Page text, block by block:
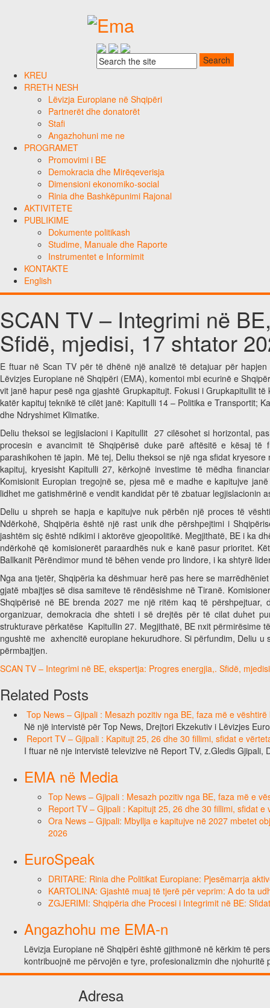
KREU
RRETH NESH
Lëvizja Europiane në Shqipëri
Partnerët dhe donatorët
Stafi
Angazhohuni me ne
PROGRAMET
Promovimi i BE
Demokracia dhe Mirëqeverisja
Dimensioni ekonomiko-social
Rinia dhe Bashkëpunimi Rajonal
AKTIVITETE
PUBLIKIME
Dokumente politikash
Studime, Manuale dhe Raporte
Instrumentet e Informimit
KONTAKTE
English
SCAN TV – Integrimi në
Sfidë, mjedisi, 17 shtator
E ftuar në Scan TV për të dhënë një analizë të detajuar për
Lëvizjes Europiane në Shqipëri (EMA), komentoi mbi ecurinë e
vit janë hapur pesë nga gjashtë Grupkapitujt. Fokusi i Grupkapitullit
katër kapituj teknikë të cilët janë: Kapitulli 14 – Politika e Transportit;
dhe Ndryshimet Klimatike.
Deliu theksoi se legjislacioni i Kapitullit 27 cilësohet si horizontal,
procesin e avancimit të Shqipërisë duke parë aftësitë e kësaj
parashikohen të japin. Më tej, Deliu theksoi se një nga sfidat
kapituj, kryesisht Kapitulli 27, kërkojnë investime të mëdha
Komisionit Europian tregojnë se, pjesa më e madhe e kapitujve
lidhet me gatishmërinë e vendit kandidat për të zbatuar legjislacionin
Deliu u shpreh se hapja e kapitujve nuk përbën një proces të
Ndërkohë, Shqipëria është një rast unik dhe përshpejtimi i
jashtëm siç është ndikimi i aktorëve gjeopolitikë. Megjithatë, BE i ka
ndërkohë që komisionerët paraardhës nuk e kanë pasur prioritet.
Ballkanit Përëndimor mund të bëhen vende pro lindore, i ka shtyrë
Nga ana tjetër, Shqipëria ka dëshmuar herë pas here se
gjatë mbajtjes së disa samiteve të rëndësishme në Tiranë.
Shqipërisë në BE brenda 2027 me një ritëm kaq të
organizuar, demokracia dhe shteti i së drejtës për të cilat duhet
strukturave përkatëse Kapitullin 27. Megjithatë, BE nxit përmirësime
ngushtë me axhencitë europiane hekurudhore. Si përfundim, Deliu
përmbajtjen.
SCAN TV – Integrimi në BE, ekspertja: Progres energjia,. Sfidë,
Related Posts
Top News – Gjipali : Mesazh pozitiv nga BE, faza më e
Në një intervistë për Top News, Drejtori Ekzekutiv i Lëvizjes
Report TV – Gjipali : Kapitujt 25, 26 dhe 30 fillimi, sfidat e
I ftuar në nje intervistë televizive në Report TV, z.Gledis Gjipali,
EMA në Media
Top News – Gjipali : Mesazh pozitiv nga BE, faza më e
Report TV – Gjipali : Kapitujt 25, 26 dhe 30 fillimi, sfidat
Ora News – Gjipali: Mbyllja e kapitujve në 2027 mbetet
2026
EuroSpeak
DRITARE: Rinia dhe Politikat Europiane: Pjesëmarrja
KARTOLINA: Gjashtë muaj të tjerë për veprim: A do ta
ZGJERIMI: Shqipëria dhe Procesi i Integrimit në BE:
Angazhohu me EMA-n
Lëvizja Europiane në Shqipëri është gjithmonë në kërkim të
kontribuojnë me përvojën e tyre, profesionalizmin dhe
Adresa